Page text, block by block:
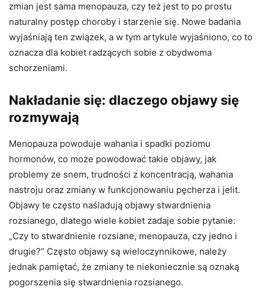
zmian jest sama menopauza, czy też jest to po prostu
naturalny postęp choroby i starzenie się. Nowe badania
wyjaśniają ten związek, a w tym artykule wyjaśniono, co to
oznacza dla kobiet radzących sobie z obydwoma
schorzeniami.
Nakładanie się: dlaczego objawy się
rozmywają
Menopauza powoduje wahania i spadki poziomu
hormonów, co może powodować takie objawy, jak
problemy ze snem, trudności z koncentracją, wahania
nastroju oraz zmiany w funkcjonowaniu pęcherza i jelit.
Objawy te często naśladują objawy stwardnienia
rozsianego, dlatego wiele kobiet zadaje sobie pytanie:
„Czy to stwardnienie rozsiane, menopauza, czy jedno i
drugie?” Często objawy są wieloczynnikowe, należy
jednak pamiętać, że zmiany te niekoniecznie są oznaką
pogorszenia się stwardnienia rozsianego.